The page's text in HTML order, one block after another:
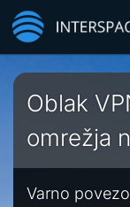
Oblak
omrežja
Varno